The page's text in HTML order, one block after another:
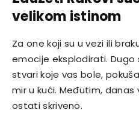
velikom istinom
Za one koji su u vezi ili
emocije eksplodirati.
stvari koje vas bole,
mir u kući. Međutim,
ostati skriveno.